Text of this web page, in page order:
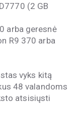
(2 GB
arba geresnė
R9 370 arba
vyks kitą
48 valandoms
atsisiųsti